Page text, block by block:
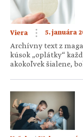
Viera 5. januára
Archívny text z
kúsok „oplátky“
akokoľvek šialene,
väčšieho počtu ľudí,
Eucharistiou,